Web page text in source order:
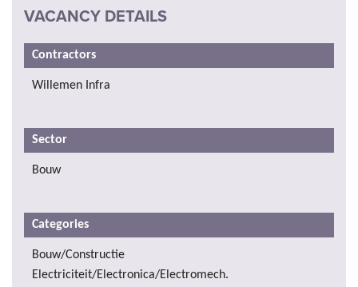
VACANCY DETAILS
Contractors
Willemen Infra
Sector
Bouw
Categories
Bouw/Constructie
Electriciteit/Electronica/Electromech.